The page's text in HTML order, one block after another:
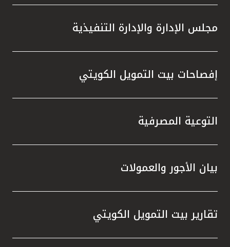
مجلس الإدارة والإدارة التنفيذية
إفصاحات بيت التمويل الكويتي
التوعية المصرفية
بيان الأجور والعمولات
تقارير بيت التمويل الكويتي